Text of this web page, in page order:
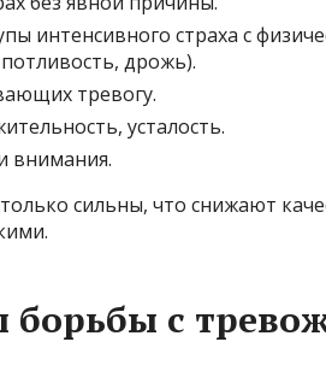
интенсивного страха с
дрожь).
тревогу.
усталость.
внимания.
сильны, что снижают
борьбы с